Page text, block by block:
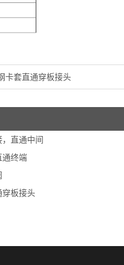
卡套直通穿板接头
直通中间
通终端
穿板接头